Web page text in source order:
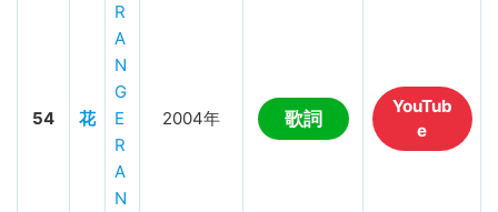
54 花
R
A
N
G
E
R
A
N
2004年 歌詞
YouTub
e